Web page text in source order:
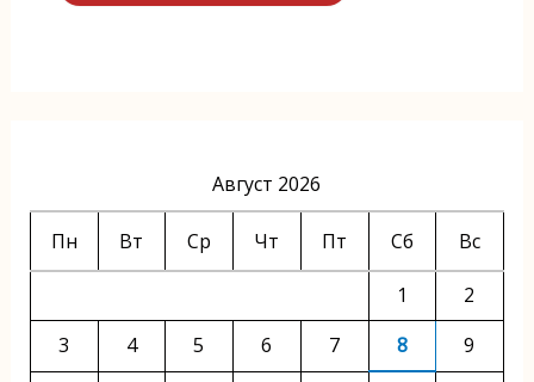
Август 2026
Пн Вт Ср Чт Пт Сб Вс
1
2
3
4 5 6 7 8
9